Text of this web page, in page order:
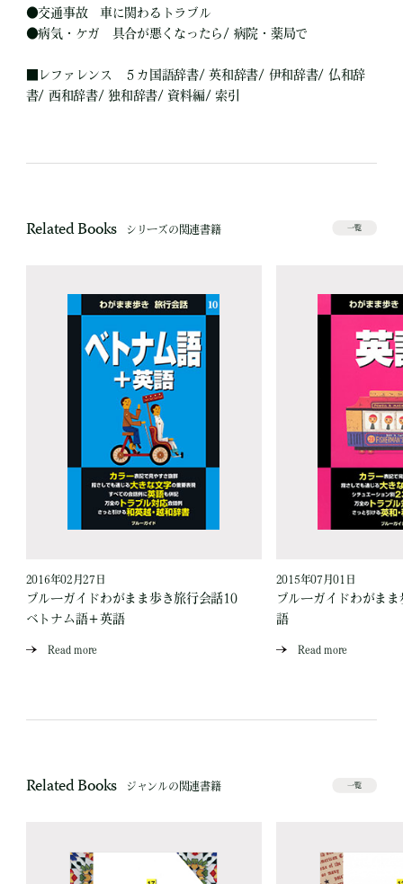
●交通事故 車に関わるトラブル
●病気・ケガ 具合が悪くなったら/ 病院・薬局で
レファレンス ５カ国語辞書/ 英和辞書/ 伊和辞書/ 仏和辞
書/ 西和辞書/ 独和辞書/ 資料編/ 索引
Related Books シリーズの関連書籍 一覧
2016年02月27日
ブルーガイドわがまま歩き旅行会話10
ベトナム語＋英語
Read more
2015年07月01日
ブルーガイドわがま
語
Read more
Related Books ジャンルの関連書籍 一覧